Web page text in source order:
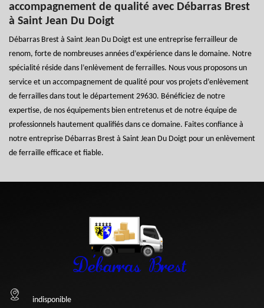
accompagnement de qualité avec Débarras Brest
à Saint Jean Du Doigt
Débarras Brest à Saint Jean Du Doigt est une entreprise ferrailleur de
renom, forte de nombreuses années d’expérience dans le domaine. Notre
spécialité réside dans l’enlèvement de ferrailles. Nous vous proposons un
service et un accompagnement de qualité pour vos projets d’enlèvement
de ferrailles dans tout le département 29630. Bénéficiez de notre
expertise, de nos équipements bien entretenus et de notre équipe de
professionnels hautement qualifiés dans ce domaine. Faites confiance à
notre entreprise Débarras Brest à Saint Jean Du Doigt pour un enlèvement
de ferraille efficace et fiable.
indisponible